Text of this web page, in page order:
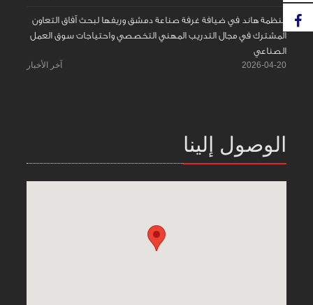
منظمة هاند في ضيافة غرفة صناعة دمشق وريفها لبحث آفاق التعاون
المشترك في مجال التدريب المهني التخصصي واحتياجات سوق العمل
الصناعي
2026-04-20 آخر الأخبار
الوصول إلينا